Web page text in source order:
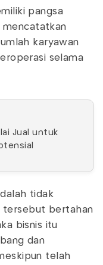
pangsa
mencatatkan
karyawan
selama
Jual untuk
tidak
tersebut bertahan
bisnis itu
dan
telah